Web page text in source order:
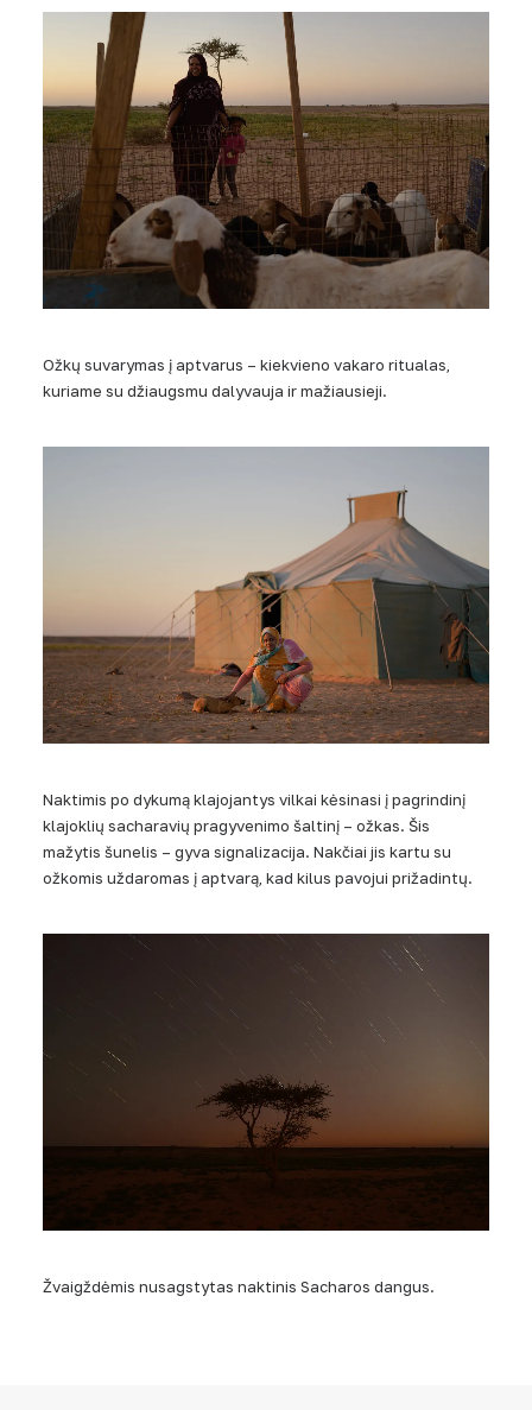
Ožkų suvarymas į aptvarus – kiekvieno vakaro ritualas,
kuriame su džiaugsmu dalyvauja ir mažiausieji.
Naktimis po dykumą klajojantys vilkai kėsinasi į pagrindinį
klajoklių sacharavių pragyvenimo šaltinį – ožkas. Šis
mažytis šunelis – gyva signalizacija. Nakčiai jis kartu su
ožkomis uždaromas į aptvarą, kad kilus pavojui prižadintų.
Žvaigždėmis nusagstytas naktinis Sacharos dangus.